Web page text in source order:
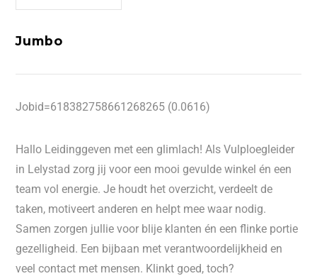
Jumbo
Jobid=618382758661268265 (0.0616)
Hallo Leidinggeven met een glimlach! Als Vulploegleider
in Lelystad zorg jij voor een mooi gevulde winkel én een
team vol energie. Je houdt het overzicht, verdeelt de
taken, motiveert anderen en helpt mee waar nodig.
Samen zorgen jullie voor blije klanten én een flinke portie
gezelligheid. Een bijbaan met verantwoordelijkheid en
veel contact met mensen. Klinkt goed, toch?